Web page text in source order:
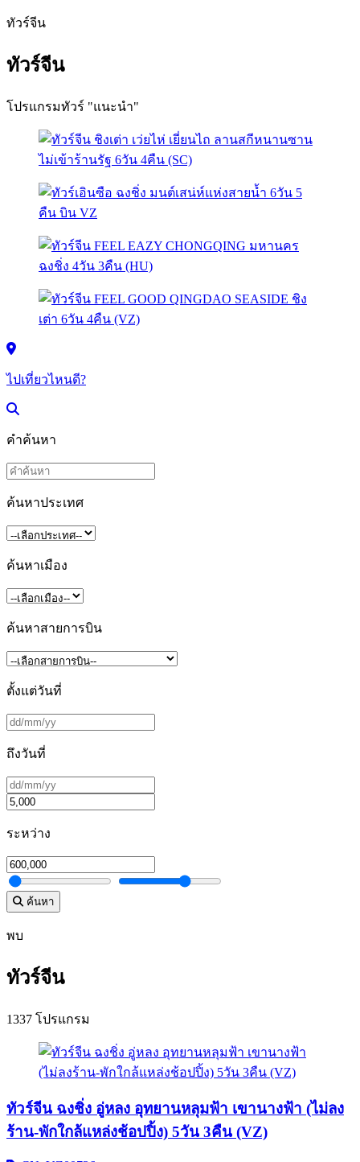
ทัวร์จีน
ทัวร์จีน
โปรแกรมทัวร์ "แนะนำ"
ไปเที่ยวไหนดี?
คำค้นหา
ค้นหาประเทศ
ค้นหาเมือง
ค้นหาสายการบิน
ตั้งแต่วันที่
ถึงวันที่
ระหว่าง
ค้นหา
พบ
ทัวร์จีน
1337 โปรแกรม
ทัวร์จีน ฉงชิ่ง อู่หลง อุทยานหลุมฟ้า เขานางฟ้า (ไม่ลง
ร้าน-พักใกล้แหล่งช้อปปิ้ง) 5วัน 3คืน (VZ)